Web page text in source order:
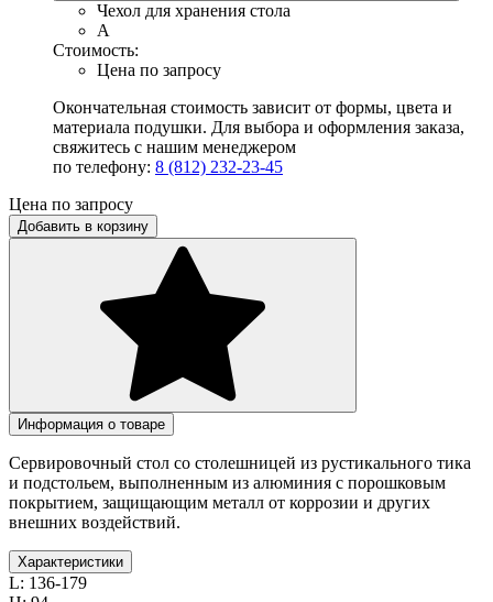
Чехол для хранения стола
A
Стоимость:
Цена по запросу
Окончательная стоимость зависит от формы, цвета и
материала подушки. Для выбора и оформления заказа,
свяжитесь с нашим менеджером
по телефону: 8 (812) 232-23-45
Цена по запросу
Добавить в корзину
Информация о товаре
Сервировочный стол со столешницей из рустикального тика
и подстольем, выполненным из алюминия с порошковым
покрытием, защищающим металл от коррозии и других
внешних воздействий.
Характеристики
L: 136-179